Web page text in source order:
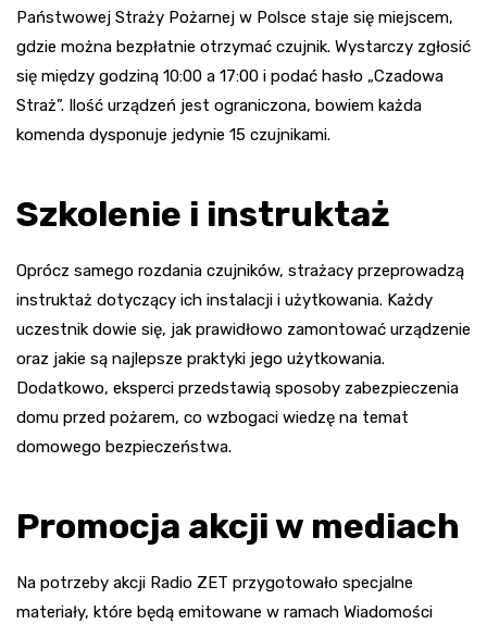
Państwowej Straży Pożarnej w Polsce staje się miejscem,
gdzie można bezpłatnie otrzymać czujnik. Wystarczy zgłosić
się między godziną 10:00 a 17:00 i podać hasło „Czadowa
Straż”. Ilość urządzeń jest ograniczona, bowiem każda
komenda dysponuje jedynie 15 czujnikami.
Szkolenie i instruktaż
Oprócz samego rozdania czujników, strażacy przeprowadzą
instruktaż dotyczący ich instalacji i użytkowania. Każdy
uczestnik dowie się, jak prawidłowo zamontować urządzenie
oraz jakie są najlepsze praktyki jego użytkowania.
Dodatkowo, eksperci przedstawią sposoby zabezpieczenia
domu przed pożarem, co wzbogaci wiedzę na temat
domowego bezpieczeństwa.
Promocja akcji w mediach
Na potrzeby akcji Radio ZET przygotowało specjalne
materiały, które będą emitowane w ramach Wiadomości